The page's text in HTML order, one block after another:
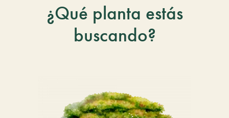
¿Qué planta estás
buscando?